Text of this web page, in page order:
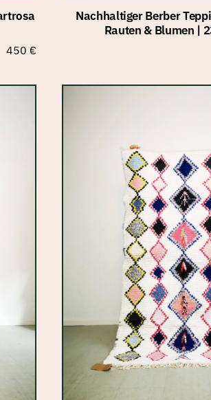
450 €
Nachhaltiger Berber
Rauten & Blumen |